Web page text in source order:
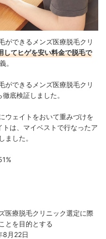
ができるメンズ医療脱毛クリ
してヒゲを安い料金で脱毛で
。
ができるメンズ医療脱毛クリ
底検証しました。
ウェイトをおいて重みづけを
は、マイベストで行なったア
ました。
医療脱毛クリニック選定に際
とを目的とする
8月22日